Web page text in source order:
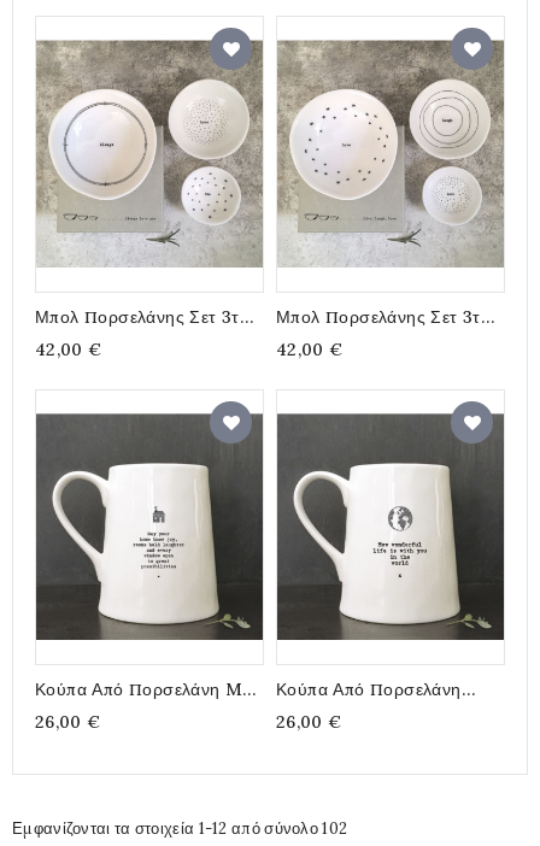
Μπολ Πορσελάνης Σετ 3τμχ
Always Love You 11εκ.
42,00 €
Μπολ Πορσελάνης Σετ 3τμχ
Live, Laugh, Love 11εκ.
42,00 €
Κούπα Από Πορσελάνη May
Your Home
26,00 €
Κούπα Από Πορσελάνη
How Wonderful
26,00 €
Εμφανίζονται τα στοιχεία 1-12 από σύνολο 102